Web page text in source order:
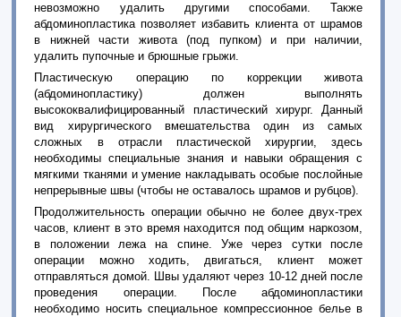
невозможно удалить другими способами. Также
абдоминопластика позволяет избавить клиента от шрамов
в нижней части живота (под пупком) и при наличии,
удалить пупочные и брюшные грыжи.
Пластическую операцию по коррекции живота
(абдоминопластику) должен выполнять
высококвалифицированный пластический хирург. Данный
вид хирургического вмешательства один из самых
сложных в отрасли пластической хирургии, здесь
необходимы специальные знания и навыки обращения с
мягкими тканями и умение накладывать особые послойные
непрерывные швы (чтобы не оставалось шрамов и рубцов).
Продолжительность операции обычно не более двух-трех
часов, клиент в это время находится под общим наркозом,
в положении лежа на спине. Уже через сутки после
операции можно ходить, двигаться, клиент может
отправляться домой. Швы удаляют через 10-12 дней после
проведения операции. После абдоминопластики
необходимо носить специальное компрессионное белье в